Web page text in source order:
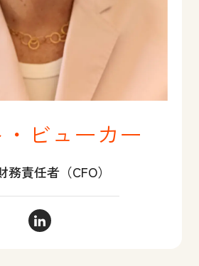
ビューカー
務責任者（CFO）
ケイト・ビューカー LinkedIn